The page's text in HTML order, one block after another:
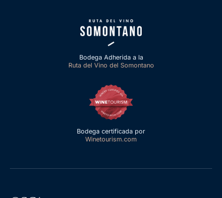
Bodega Adherida a la
Ruta del Vino del Somontano
Bodega certificada por
Winetourism.com